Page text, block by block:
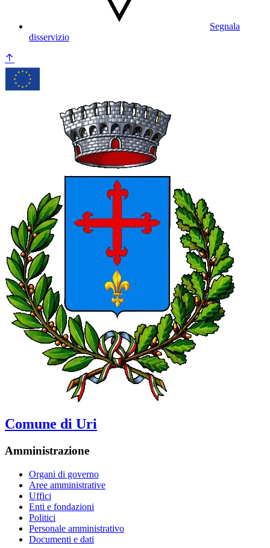
Segnala
disservizio
Comune di Uri
Amministrazione
Organi di governo
Aree amministrative
Uffici
Enti e fondazioni
Politici
Personale amministrativo
Documenti e dati